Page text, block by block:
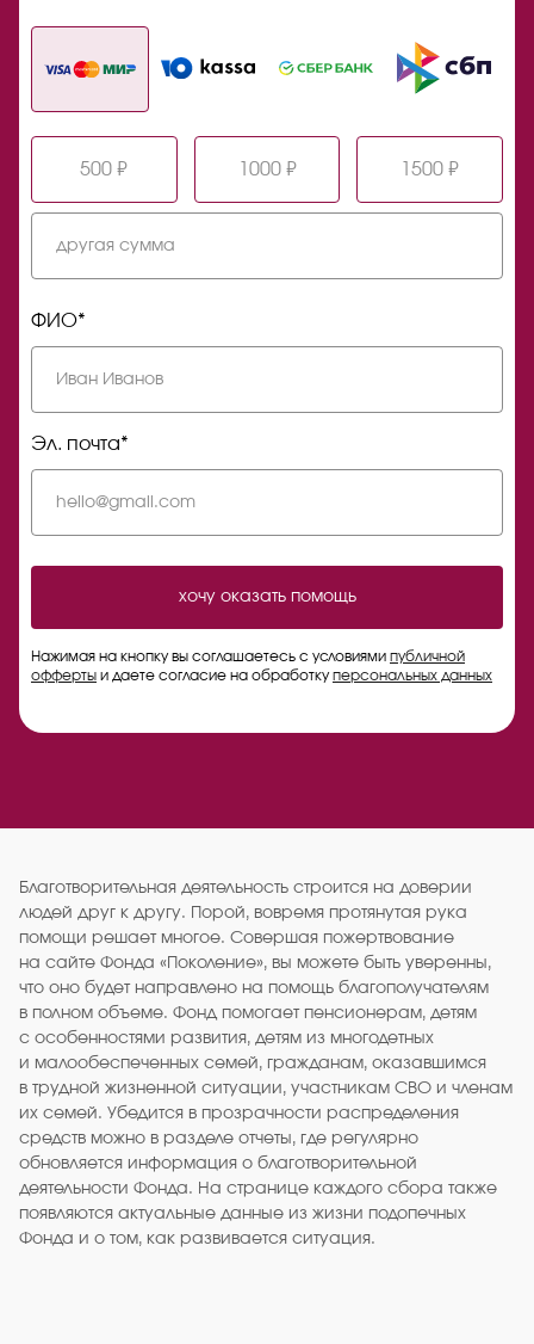
500 ₽ 1000 ₽ 1500 ₽
ФИО*
Эл. почта*
хочу оказать помощь
Нажимая на кнопку вы соглашаетесь с условиями публичной
офферты и даете согласие на обработкуперсональных данных
Благотворительная деятельность строится на доверии
людей друг к другу. Порой, вовремя протянутая рука
помощи решает многое. Совершая пожертвование
на сайте Фонда «Поколение», вы можете быть уверенны,
что оно будет направлено на помощь благополучателям
в полном объеме. Фонд помогает пенсионерам, детям
с особенностями развития, детям из многодетных
и малообеспеченных семей, гражданам, оказавшимся
в трудной жизненной ситуации, участникам СВО и членам
их семей. Убедится в прозрачности распределения
средств можно в разделе отчеты, где регулярно
обновляется информация о благотворительной
деятельности Фонда. На странице каждого сбора также
появляются актуальные данные из жизни подопечных
Фонда и о том, как развивается ситуация.